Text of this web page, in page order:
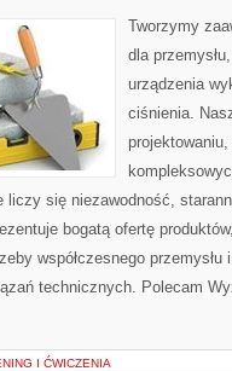
Tworzymy
dla
urządzenia
ciśnienia.
liczy się niezawodność,
bogatą ofertę
współczesnego
technicznych. Polecam
I ĆWICZENIA